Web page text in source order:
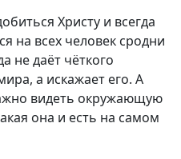
Христу и всегда
на всех человек сродни
не даёт чёткого
а искажает его. А
видеть окружающую
она и есть на самом